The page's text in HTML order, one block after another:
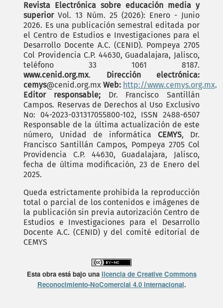
Revista Electrónica sobre educación media y
superiorVol. 13 Núm. 25 (2026): Enero - Junio
2026. Es una publicación semestral editada por
el Centro de Estudios e Investigaciones para el
Desarrollo Docente A.C. (CENID). Pompeya 2705
Col Providencia C.P. 44630, Guadalajara, Jalisco,
teléfono 33 1061 8187.
www.cenid.org.mx. Dirección electrónica:
cemys@cenid.org.mxWeb: http://www.cemys.org.mx.
Editor responsable;Dr. Francisco Santillán
Campos. Reservas de Derechos al Uso Exclusivo
No: 04-2023-031317055800-102, ISSN 2488-6507
Responsable de la última actualización de este
número, Unidad de informática CEMYS, Dr.
Francisco Santillán Campos, Pompeya 2705 Col
Providencia C.P. 44630, Guadalajara, Jalisco,
fecha de última modificación, 23 de Enero del
2025.
Queda estrictamente prohibida la reproducción
total o parcial de los contenidos e imágenes de
la publicación sin previa autorización Centro de
Estudios e Investigaciones para el Desarrollo
Docente A.C. (CENID) y del comité editorial de
CEMYS
Esta obra está bajo una licencia de Creative Commons
Reconocimiento-NoComercial 4.0 Internacional.